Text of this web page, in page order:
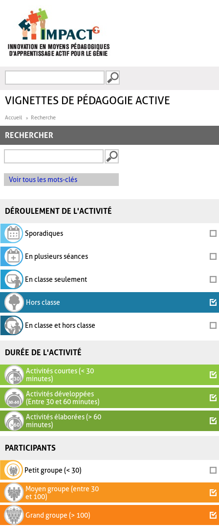
FORMULAIRE DE
VIGNETTES DE PÉDAGOGIE ACTIVE
Accueil Recherche
RECHERCHER
Voir tous les mots-clés
DÉROULEMENT DE L'ACTIVITÉ
Sporadiques
En plusieurs séances
En classe seulement
Hors classe
En classe et hors classe
DURÉE DE L'ACTIVITÉ
Activités courtes (< 30
minutes)
Activités développées
(Entre 30 et 60 minutes)
Activités élaborées (> 60
minutes)
PARTICIPANTS
Petit groupe (< 30)
Moyen groupe (entre 30
et 100)
Grand groupe (> 100)